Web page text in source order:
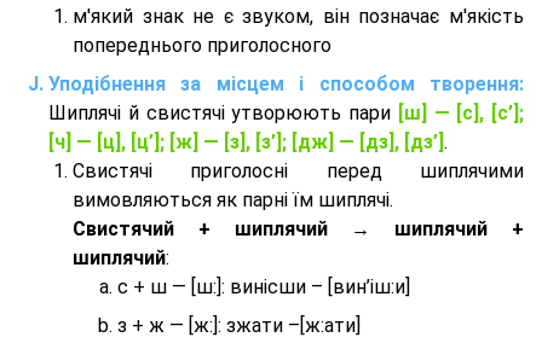
м'який знак не є звуком, він позначає м'якість
попереднього приголосного
Уподібнення за місцем і способом творення:
Шиплячі й свистячі утворюють пари [ш] — [c], [с’];
[ч] — [ц], [ц’]; [ж] — [з], [з’]; [дж] — [дз], [дз’] .
Свистячі приголосні перед шиплячими
вимовляються як парні їм шиплячі.
Cвистячий + шиплячий → шиплячий +
шиплячий:
с + ш — [ш:]: винісши – [вин’іш:и]
з + ж — [ж:]: зжати –[ж:ати]